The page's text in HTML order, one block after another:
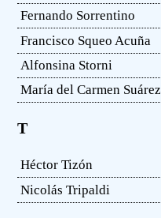
Fernando Sorrentino
Francisco Squeo Acuña
Alfonsina Storni
María del Carmen Suárez
T
Héctor Tizón
Nicolás Tripaldi